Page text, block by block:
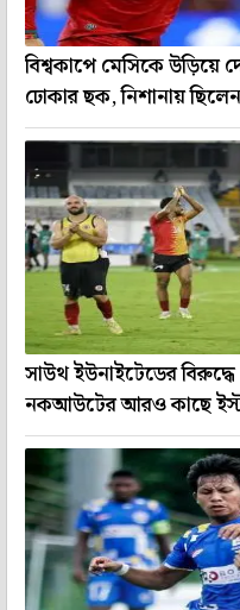
বিশ্বকাপে মেসিকে উড়িয়ে
ঢোকার ছক, নিশানায়
সাউথ ইউনাইটেডের বিরুদ্ধে
নকআউটের আরও কাছে